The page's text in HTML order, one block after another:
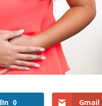
0 Gmail